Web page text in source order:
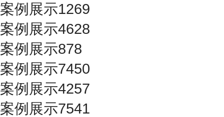
案例展示1269
案例展示4628
案例展示878
案例展示7450
案例展示4257
案例展示7541